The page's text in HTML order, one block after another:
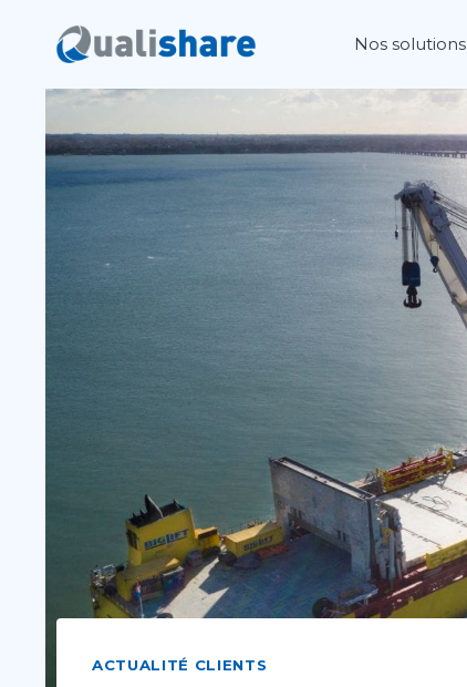
Nos solutions
ACTUALITÉ CLIENTS